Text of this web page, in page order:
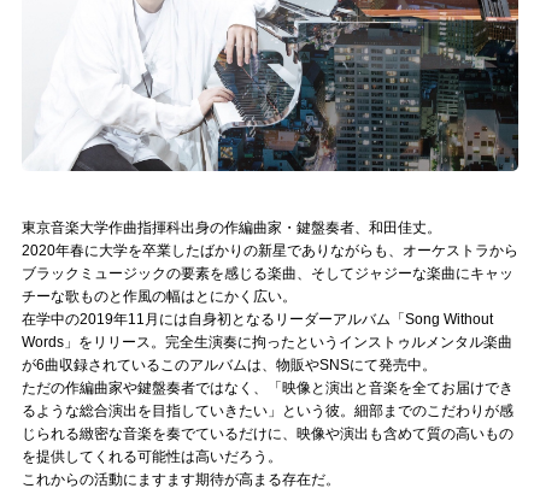
muevoクラウドファンディング
muevoコミュニティ
ぶいクラ！by muevo
ぶいコミュ！by muevo
ぶいマガ！ by muevo
Follow us
Official SNS
東京音楽大学作曲指揮科出身の作編曲家・鍵盤奏者、和田佳丈。
2020年春に大学を卒業したばかりの新星でありながらも、オーケストラから
ブラックミュージックの要素を感じる楽曲、そしてジャジーな楽曲にキャッ
チーな歌ものと作風の幅はとにかく広い。
在学中の2019年11月には自身初となるリーダーアルバム「Song Without
Words」をリリース。完全生演奏に拘ったというインストゥルメンタル楽曲
が6曲収録されているこのアルバムは、物販やSNSにて発売中。
ただの作編曲家や鍵盤奏者ではなく、「映像と演出と音楽を全てお届けでき
るような総合演出を目指していきたい」という彼。細部までのこだわりが感
じられる緻密な音楽を奏でているだけに、映像や演出も含めて質の高いもの
を提供してくれる可能性は高いだろう。
これからの活動にますます期待が高まる存在だ。